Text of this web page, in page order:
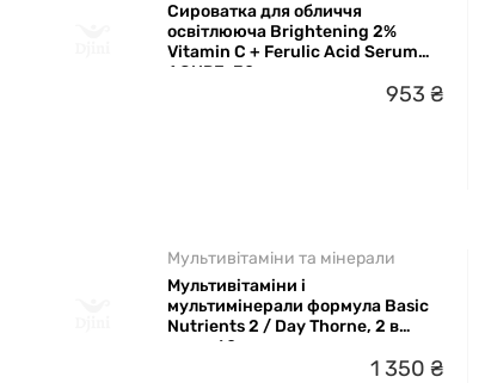
Сироватка для обличчя
освітлююча Brightening 2%
Vitamin C + Ferulic Acid Serum
ACURE, 30 мл
953 ₴
Мультивітаміни та мінерали
Мультивітаміни і
мультимінерали формула Basic
Nutrients 2 / Day Thorne, 2 в
день, 60 капсул
1 350 ₴